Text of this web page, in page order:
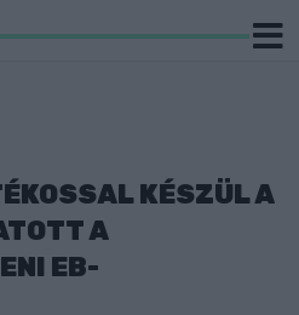
KÉSZÜL A
A
EB-